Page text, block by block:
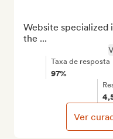
Website specialized
the ...
Taxa de resposta
97%
Ver